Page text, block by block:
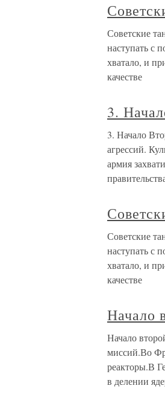
Советские
наступать с
хватало, и
качестве
3.
3. Начало
агрессий.
армия
Советские
наступать с
хватало, и
качестве
Начало
Начало
миссий.Во
реакторы.В
в делении